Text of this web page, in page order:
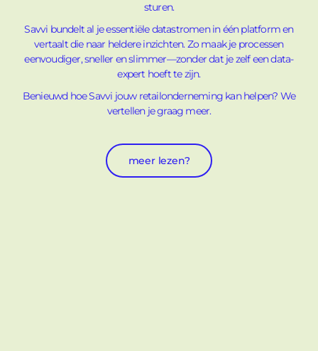
sturen.
Savvi bundelt al je essentiële datastromen in één platform en
vertaalt die naar heldere inzichten. Zo maak je processen
eenvoudiger, sneller en slimmer—zonder dat je zelf een data-
expert hoeft te zijn.
Benieuwd hoe Savvi jouw retailonderneming kan helpen? We
vertellen je graag meer.
meer lezen?